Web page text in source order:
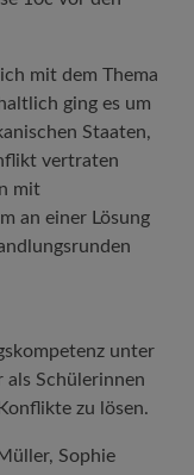
mit dem Thema
ging es um
Staaten,
vertraten
mit
an einer Lösung
unter
als Schülerinnen
zu lösen.
Sophie